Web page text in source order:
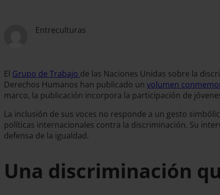
Entreculturas
El Grupo de Trabajo de las Naciones Unidas sobre la
Derechos Humanos han publicado un volumen
marco, la publicación incorpora la participación de
La inclusión de sus voces no responde a un gesto
políticas internacionales contra la discriminación. Su
defensa de la igualdad.
Una discriminación